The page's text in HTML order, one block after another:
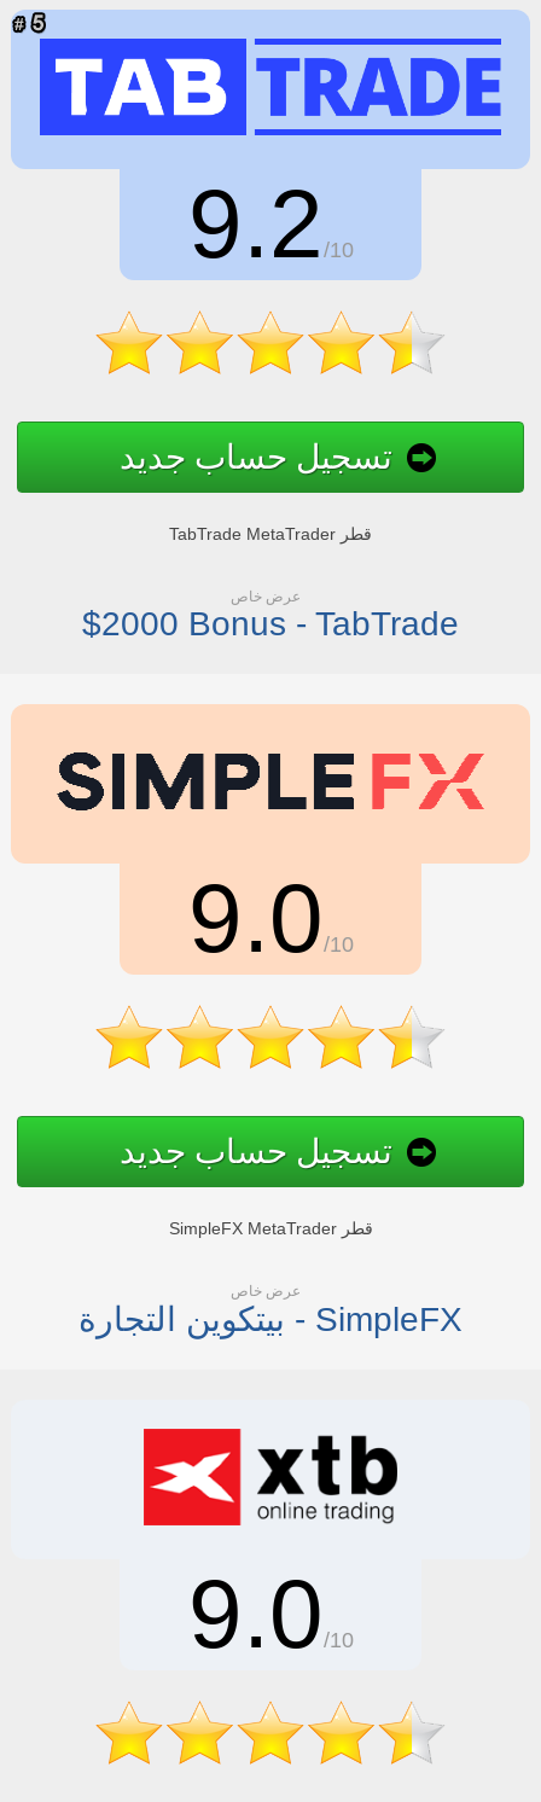
9.2 /10
تسجيل حساب جديد
TabTrade MetaTrader قطر
عرض خاص
$2000 Bonus - TabTrade
9.0/10
تسجيل حساب جديد
SimpleFX MetaTrader قطر
عرض خاص
بيتكوين التجارة - SimpleFX
9.0/10